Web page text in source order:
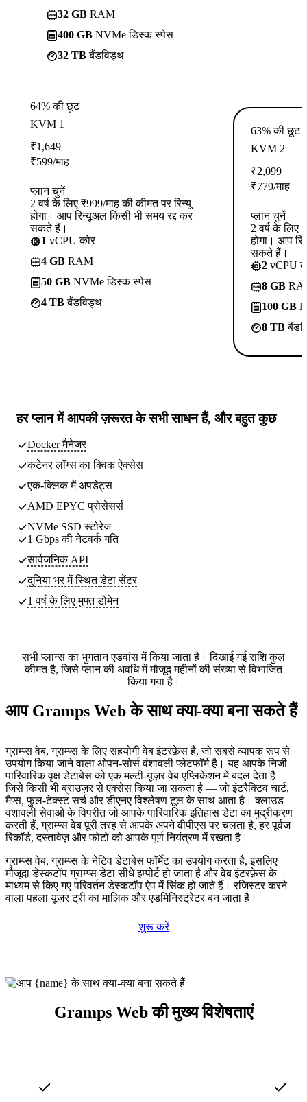
32 GB RAM
400 GB NVMe डिस्क स्पेस
32 TBबैंडविड्थ
64% की छूट
KVM 1
₹1,649
₹599/माह
प्लान चुनें
2 वर्ष के लिए ₹999/माह की कीमत पर रिन्यू
होगा। आप रिन्यूअल किसी भी समय रद्द कर
सकते हैं।
1 vCPU कोर
4 GB RAM
50 GB NVMe डिस्क स्पेस
4 TBबैंडविड्थ
63% की छूट
KVM 2
₹2,099
₹779/माह
प्लान चुनें
2 वर्ष के लिए
होगा। आप
सकते हैं।
2 vCPU
8 GB
100 GB
8 TB
हर प्लान मेंआपकी ज़रूरत के सभी साधनहैं, और बहुत कुछ
Docker मैनेजर
कंटेनर लॉग्स का क्विक ऐक्सेस
एक-क्लिक में अपडेट्स
AMD EPYC प्रोसेसर्स
NVMe SSD स्टोरेज
1 Gbps की नेटवर्क गति
सार्वजनिक API
दुनिया भर में स्थितडेटा सेंटर
1 वर्ष के लिए मुफ्त डोमेन
सभी प्लान्स का भुगतान एडवांस में किया जाता है। दिखाई गई राशि कुल
कीमत है, जिसे प्लान की अवधि में मौजूद महीनों की संख्या से विभाजित
किया गया है।
आप Gramps Web के साथ क्या-क्या बना सकते हैं
ग्राम्प्स वेब, ग्राम्प्स के लिए सहयोगी वेब इंटरफ़ेस है, जो सबसे व्यापक रूप से
उपयोग किया जाने वाला ओपन-सोर्स वंशावली प्लेटफॉर्म है। यह आपके निजी
पारिवारिक वृक्ष डेटाबेस को एक मल्टी-यूज़र वेब एप्लिकेशन में बदल देता है —
जिसे किसी भी ब्राउज़र से एक्सेस किया जा सकता है — जो इंटरैक्टिव चार्ट,
मैप्स, फुल-टेक्स्ट सर्च और डीएनए विश्लेषण टूल के साथ आता है। क्लाउड
वंशावली सेवाओं के विपरीत जो आपके पारिवारिक इतिहास डेटा का मुद्रीकरण
करती हैं, ग्राम्प्स वेब पूरी तरह से आपके अपने वीपीएस पर चलता है, हर पूर्वज
रिकॉर्ड, दस्तावेज़ और फोटो को आपके पूर्ण नियंत्रण में रखता है।
ग्राम्प्स वेब, ग्राम्प्स के नेटिव डेटाबेस फॉर्मेट का उपयोग करता है, इसलिए
मौजूदा डेस्कटॉप ग्राम्प्स डेटा सीधे इम्पोर्ट हो जाता है और वेब इंटरफ़ेस के
माध्यम से किए गए परिवर्तन डेस्कटॉप ऐप में सिंक हो जाते हैं। रजिस्टर करने
वाला पहला यूज़र ट्री का मालिक और एडमिनिस्ट्रेटर बन जाता है।
शुरू करें
Gramps Web की मुख्य विशेषताएं